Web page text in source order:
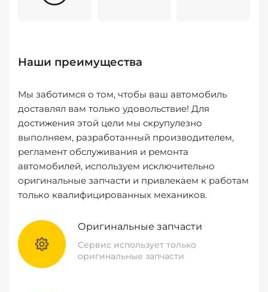
Наши преимущества
Мы заботимся о том, чтобы ваш автомобиль
доставлял вам только удовольствие! Для
достижения этой цели мы скрупулезно
выполняем, разработанный производителем,
регламент обслуживания и ремонта
автомобилей, используем исключительно
оригинальные запчасти и привлекаем к работам
только квалифицированных механиков.
Оригинальные запчасти
Сервис использует только
оригинальные запчасти